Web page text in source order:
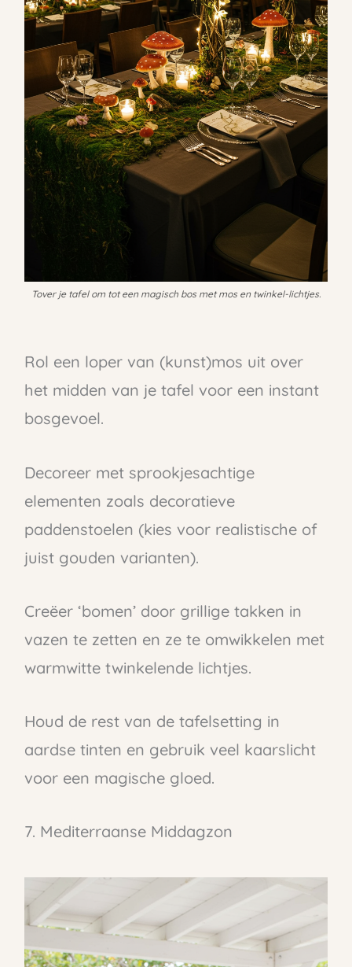
Tover je tafel om tot een magisch bos met mos en twinkel-lichtjes.
Rol een loper van (kunst)mos uit over
het midden van je tafel voor een instant
bosgevoel.
Decoreer met sprookjesachtige
elementen zoals decoratieve
paddenstoelen (kies voor realistische of
juist gouden varianten).
Creëer ‘bomen’ door grillige takken in
vazen te zetten en ze te omwikkelen met
warmwitte twinkelende lichtjes.
Houd de rest van de tafelsetting in
aardse tinten en gebruik veel kaarslicht
voor een magische gloed.
7. Mediterraanse Middagzon